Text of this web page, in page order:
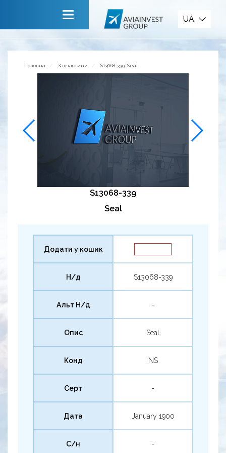
Зворотній зв’язок
UA
Головна Запчастини S13068-339, Seal
S13068-339
Seal
Додати у кошик
Н/д S13068-339
Альт Н/д -
Опис Seal
Конд NS
Серт -
Дата January 1900
С/н -